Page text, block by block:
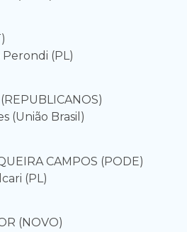
(PL)
(União Brasil)
CAMPOS (PODE)
(PL)
(NOVO)